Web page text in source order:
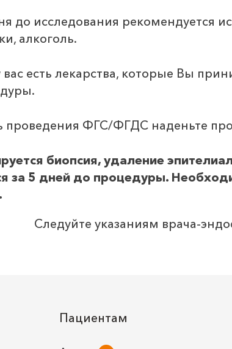
до исследования рекомендуется
алкоголь.
вас есть лекарства, которые Вы
проведения ФГС/ФГДС наденьте
биопсия, удаление
за 5 дней до процедуры.
Следуйте указаниям врача-
Пациентам